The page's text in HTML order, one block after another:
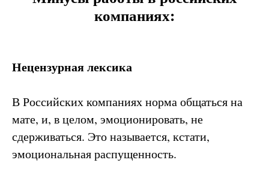
компаниях:
Нецензурная лексика
В Российских компаниях норма общаться на
мате, и, в целом, эмоционировать, не
сдерживаться. Это называется, кстати,
эмоциональная распущенность.